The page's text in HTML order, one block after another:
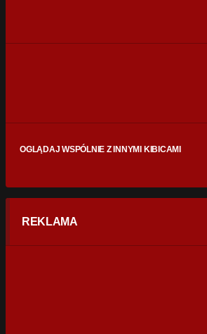
OGLĄDAJ WSPÓLNIE Z INNYMI KIBICAMI
REKLAMA